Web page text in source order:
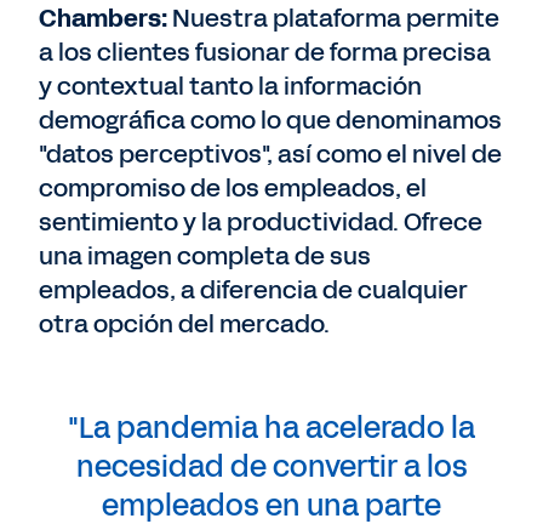
Chambers:Nuestra plataforma permite
a los clientes fusionar de forma precisa
y contextual tanto la información
demográfica como lo que denominamos
"datos perceptivos", así como el nivel de
compromiso de los empleados, el
sentimiento y la productividad. Ofrece
una imagen completa de sus
empleados, a diferencia de cualquier
otra opción del mercado.
"La pandemia ha acelerado la
necesidad de convertir a los
empleados en una parte